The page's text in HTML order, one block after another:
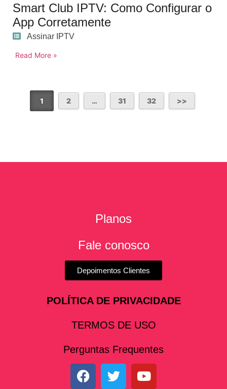
Smart Club IPTV: Como Configurar o
App Corretamente
Assinar IPTV
Read More »
1 2 … 31 32
Planos
Fale conosco
Depoimentos Clientes
POLÍTICA DE PRIVACIDADE
TERMOS DE USO
Perguntas Frequentes